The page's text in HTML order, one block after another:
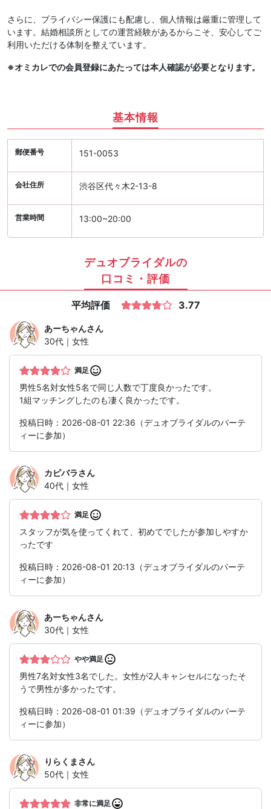
さらに、プライバシー保護にも配慮し、個人情報は厳重に管理して
います。結婚相談所としての運営経験があるからこそ、安心してご
利用いただける体制を整えています。
※オミカレでの会員登録にあたっては本人確認が必要となります。
基本情報
郵便番号 151-0053
会社住所 渋谷区代々木2-13-8
営業時間 13:00~20:00
デュオブライダルの
口コミ・評価
平均評価 3.77
あーちゃんさん
30代｜女性
満足
男性5名対女性5名で同じ人数で丁度良かったです。
1組マッチングしたのも凄く良かったです。
投稿日時：2026-08-01 22:36（デュオブライダルのパーテ
ィーに参加）
カピバラさん
40代｜女性
満足
スタッフが気を使ってくれて、初めてでしたが参加しやすか
ったです
投稿日時：2026-08-01 20:13（デュオブライダルのパーテ
ィーに参加）
あーちゃんさん
30代｜女性
やや満足
男性7名対女性3名でした。女性が2人キャンセルになったそ
うで男性が多かったです。
投稿日時：2026-08-01 01:39（デュオブライダルのパーテ
ィーに参加）
りらくま さん
50代｜女性
非常に満足